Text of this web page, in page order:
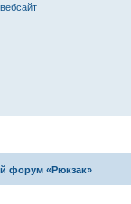
вебсайт
форум «Рюкзак»